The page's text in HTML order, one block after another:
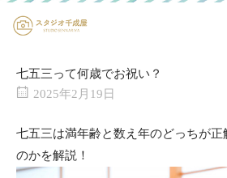
七五三って何歳でお祝い？
2025年2月19日
七五三は満年齢と数え年のどっちが正
のかを解説！